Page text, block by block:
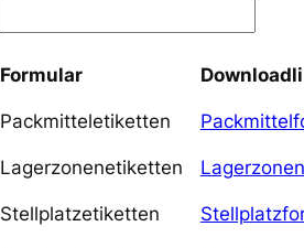
Formular
Packmitteletiketten
Lagerzonenetiketten
Stellplatzetiketten